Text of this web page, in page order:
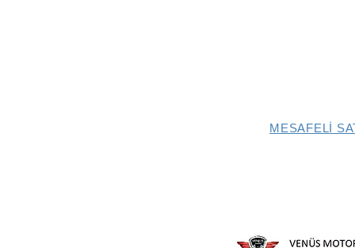
MESAFELİ